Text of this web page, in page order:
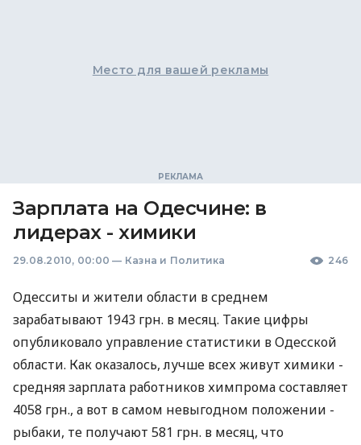
Место для вашей рекламы
Зарплата на Одесчине: в
лидерах - химики
29.08.2010, 00:00 — Казна и Политика 246
Одесситы и жители области в среднем
зарабатывают 1943 грн. в месяц. Такие цифры
опубликовало управление статистики в Одесской
области. Как оказалось, лучше всех живут химики -
средняя зарплата работников химпрома составляет
4058 грн., а вот в самом невыгодном положении -
рыбаки, те получают 581 грн. в месяц, что